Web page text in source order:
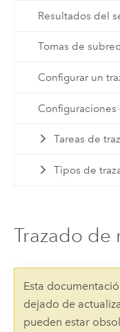
Resultados del
Tomas de subred
Configurar un
Tareas de
Tipos de
Trazado de
Esta
dejado de
pueden estar